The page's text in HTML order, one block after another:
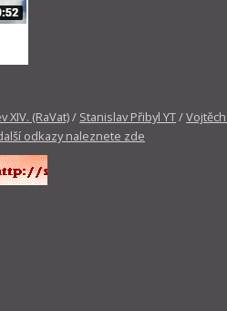
XIV. (RaVat)/ Stanislav Přibyl YT/
odkazy naleznete zde